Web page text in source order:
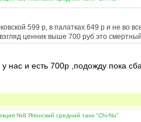
599 р, в палатках 649 р и не во
ценник выше 700 руб это
у нас и есть 700р ,подожду пока
№8 Японский средний танк "Chi-Nu"